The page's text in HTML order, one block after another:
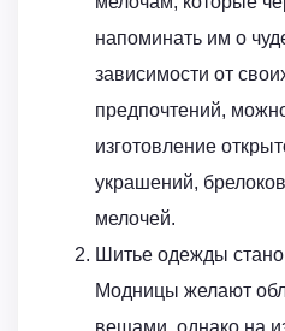
напоминать им о
зависимости от
предпочтений,
изготовление
украшений,
мелочей.
Шитье одежды
Модницы желают